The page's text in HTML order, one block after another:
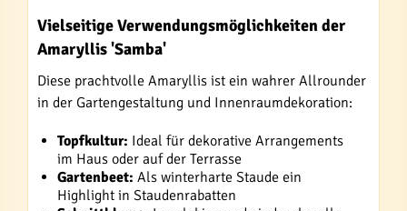
Vielseitige Verwendungsmöglichkeiten der
Amaryllis 'Samba'
Diese prachtvolle Amaryllis ist ein wahrer Allrounder
in der Gartengestaltung und Innenraumdekoration:
Topfkultur: Ideal für dekorative Arrangements
im Haus oder auf der Terrasse
Gartenbeet: Als winterharte Staude ein
Highlight in Staudenrabatten